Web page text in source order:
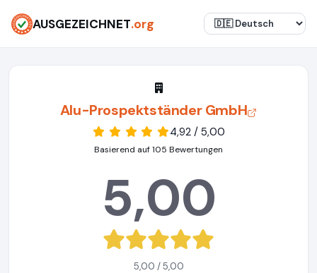
AUSGEZEICHNET.org
Alu-Prospektständer GmbH
4,92 / 5,00
Basierend auf 105 Bewertungen
5,00
5,00 / 5,00